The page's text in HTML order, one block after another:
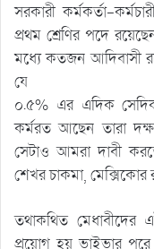
সরকারী কর্মকর্তা-
প্রথম শ্রেণির পদে
মধ্যে কতজন আদিবাসী
যে
০.৫% এর এদিক সেদিক
কর্মরত আছেন তারা
সেটাও আমরা দাবী
শেখর চাকমা, মেক্সিকোর
তথাকথিত মেধাবীদের
প্রয়োগ হয় ভাইভার পরে